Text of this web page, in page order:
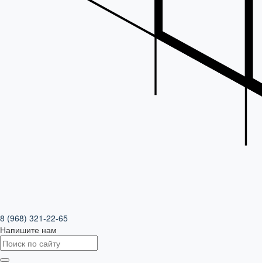
8 (968) 321-22-65
Напишите нам